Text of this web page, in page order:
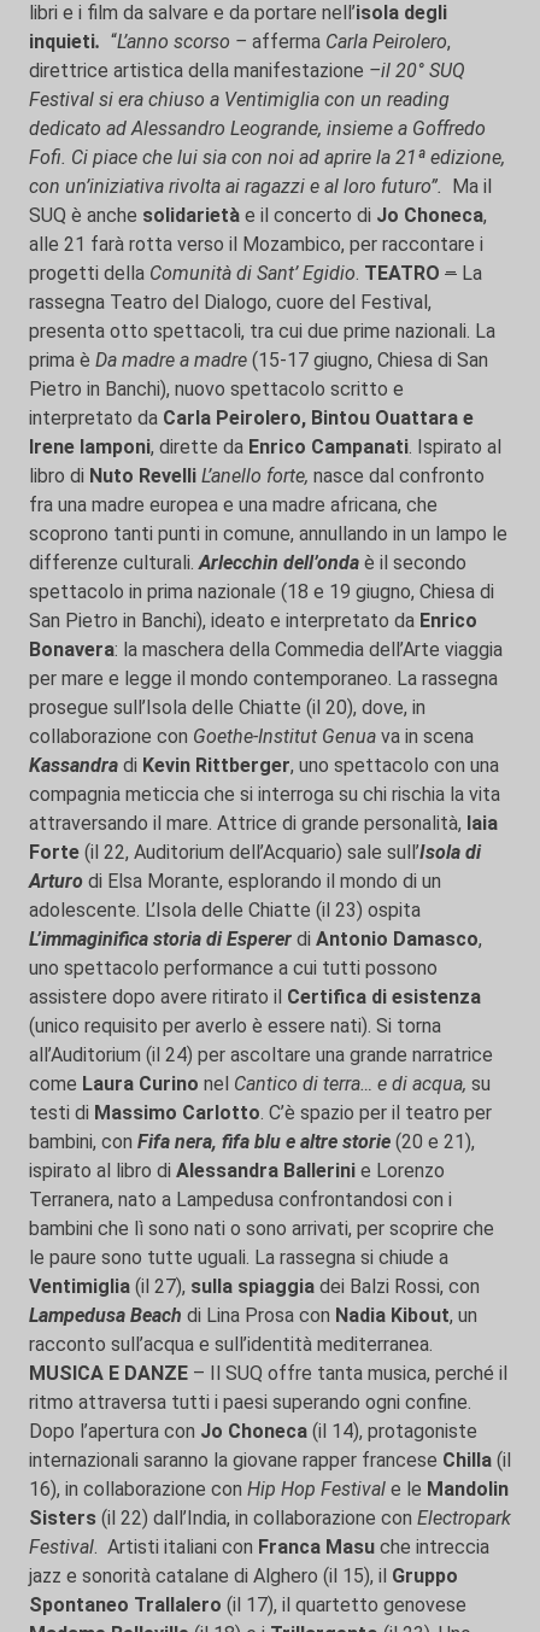
libri e i film da salvare e da portare nell’isola degli
inquieti. “L’anno scorso – afferma Carla Peirolero,
direttrice artistica della manifestazione –il 20° SUQ
Festival si era chiuso a Ventimiglia con un reading
dedicato ad Alessandro Leogrande, insieme a Goffredo
Fofi. Ci piace che lui sia con noi ad aprire la 21ª edizione,
con un’iniziativa rivolta ai ragazzi e al loro futuro”. Ma il
SUQ è anche solidarietà e il concerto di Jo Choneca,
alle 21 farà rotta verso il Mozambico, per raccontare i
progetti della Comunità di Sant’ Egidio. TEATRO – La
rassegna Teatro del Dialogo, cuore del Festival,
presenta otto spettacoli, tra cui due prime nazionali. La
prima è Da madre a madre (15-17 giugno, Chiesa di San
Pietro in Banchi), nuovo spettacolo scritto e
interpretato da Carla Peirolero, Bintou Ouattara e
Irene lamponi, dirette da Enrico Campanati. Ispirato al
libro di Nuto Revelli L’anello forte, nasce dal confronto
fra una madre europea e una madre africana, che
scoprono tanti punti in comune, annullando in un lampo le
differenze culturali.Arlecchin dell’onda è il secondo
spettacolo in prima nazionale (18 e 19 giugno, Chiesa di
San Pietro in Banchi), ideato e interpretato da Enrico
Bonavera: la maschera della Commedia dell’Arte viaggia
per mare e legge il mondo contemporaneo. La rassegna
prosegue sull’Isola delle Chiatte (il 20), dove, in
collaborazione con Goethe-Institut Genua va in scena
Kassandra di Kevin Rittberger, uno spettacolo con una
compagnia meticcia che si interroga su chi rischia la vita
attraversando il mare. Attrice di grande personalità, Iaia
Forte (il 22, Auditorium dell’Acquario) sale sull’Isola di
Arturo di Elsa Morante, esplorando il mondo di un
adolescente. L’Isola delle Chiatte (il 23) ospita
L’immaginifica storia di Esperer di Antonio Damasco,
uno spettacolo performance a cui tutti possono
assistere dopo avere ritirato il Certifica di esistenza
(unico requisito per averlo è essere nati). Si torna
all’Auditorium (il 24) per ascoltare una grande narratrice
come Laura Curino nel Cantico di terra… e di acqua, su
testi di Massimo Carlotto. C’è spazio per il teatro per
bambini, con Fifa nera, fifa blu e altre storie (20 e 21),
ispirato al libro di Alessandra Ballerini e Lorenzo
Terranera, nato a Lampedusa confrontandosi con i
bambini che lì sono nati o sono arrivati, per scoprire che
le paure sono tutte uguali. La rassegna si chiude a
Ventimiglia (il 27), sulla spiaggia dei Balzi Rossi, con
Lampedusa Beach di Lina Prosa con Nadia Kibout, un
racconto sull’acqua e sull’identità mediterranea.
MUSICA E DANZE – Il SUQ offre tanta musica, perché il
ritmo attraversa tutti i paesi superando ogni confine.
Dopo l’apertura con Jo Choneca (il 14), protagoniste
internazionali saranno la giovane rapper francese Chilla (il
16), in collaborazione con Hip Hop Festival e le Mandolin
Sisters (il 22) dall’India, in collaborazione con Electropark
Festival. Artisti italiani con Franca Masu che intreccia
jazz e sonorità catalane di Alghero (il 15), il Gruppo
Spontaneo Trallalero (il 17), il quartetto genovese